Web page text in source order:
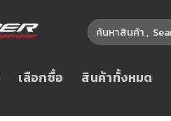
เลือกซื้อ สินค้าทั้งหมด